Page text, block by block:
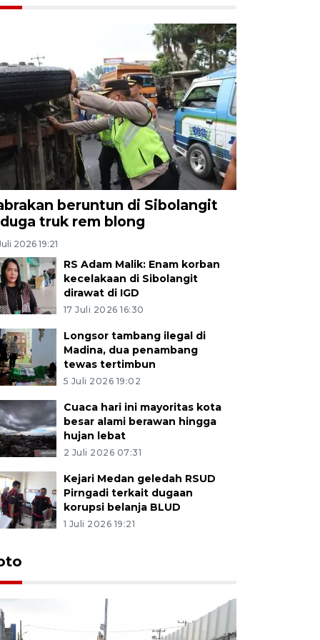
beruntun di Sibolangit
truk rem blong
2026 19:21
RS Adam Malik: Enam korban
kecelakaan di Sibolangit
dirawat di IGD
17 Juli 2026 16:30
Longsor tambang ilegal di
Madina, dua penambang
tewas tertimbun
5 Juli 2026 19:02
Cuaca hari ini mayoritas kota
besar alami berawan hingga
hujan lebat
2 Juli 2026 07:31
Kejari Medan geledah RSUD
Pirngadi terkait dugaan
korupsi belanja BLUD
1 Juli 2026 19:21